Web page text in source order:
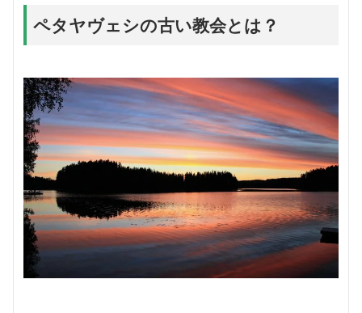
ペタヤヴェシの古い教会とは？